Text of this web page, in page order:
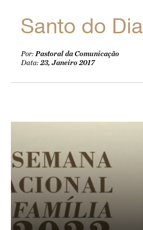
Santo do Dia
Por:Pastoral da Comunicação
Data:23, Janeiro 2017